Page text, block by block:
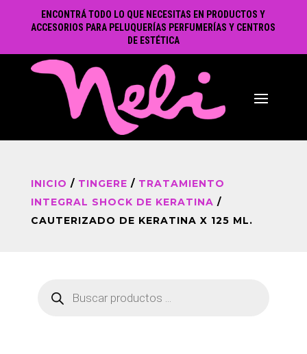
ENCONTRÁ TODO LO QUE NECESITAS EN PRODUCTOS Y
ACCESORIOS PARA PELUQUERÍAS PERFUMERÍAS Y CENTROS
DE ESTÉTICA
INICIO / TINGERE / TRATAMIENTO
INTEGRAL SHOCK DE KERATINA /
CAUTERIZADO DE KERATINA X 125 ML.
productos